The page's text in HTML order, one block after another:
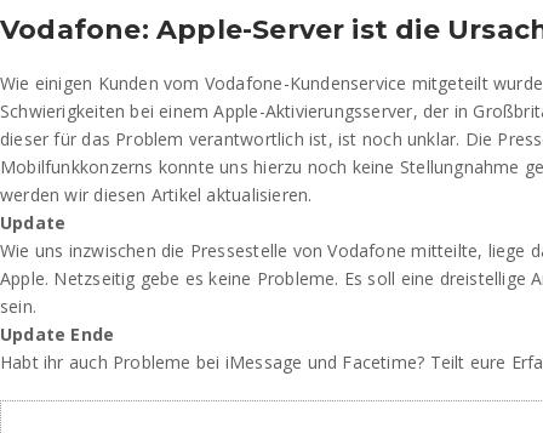
Vodafone: Apple-Server ist die
Wie einigen Kunden vom Vodafone-Kundenservice mitgeteilt
Schwierigkeiten bei einem Apple-Aktivierungsserver, der in
dieser für das Problem verantwortlich ist, ist noch unklar. Die
Mobilfunkkonzerns konnte uns hierzu noch keine Stellungnahme
werden wir diesen Artikel aktualisieren.
Update
Wie uns inzwischen die Pressestelle von Vodafone mitteilte, liege
Apple. Netzseitig gebe es keine Probleme. Es soll eine dreistellige
sein.
Update Ende
Habt ihr auch Probleme bei iMessage und Facetime? Teilt eure